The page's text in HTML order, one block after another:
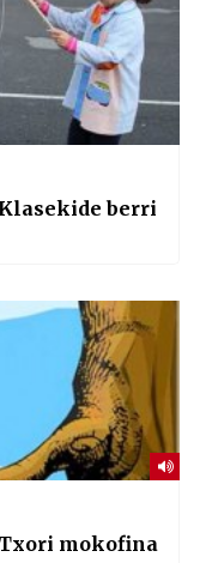
Klasekide berri
Txori mokofina